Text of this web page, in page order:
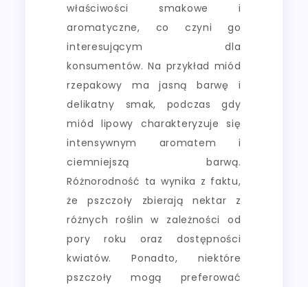
właściwości smakowe i
aromatyczne, co czyni go
interesującym dla
konsumentów. Na przykład miód
rzepakowy ma jasną barwę i
delikatny smak, podczas gdy
miód lipowy charakteryzuje się
intensywnym aromatem i
ciemniejszą barwą.
Różnorodność ta wynika z faktu,
że pszczoły zbierają nektar z
różnych roślin w zależności od
pory roku oraz dostępności
kwiatów. Ponadto, niektóre
pszczoły mogą preferować